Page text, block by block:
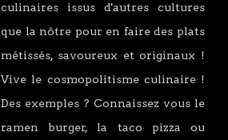
culinaires issus d'autres cultures
que la nôtre pour en faire des plats
métissés, savoureux et originaux !
Vive le cosmopolitisme culinaire !
Des exemples ? Connaissez vous le
ramen burger, la taco pizza ou